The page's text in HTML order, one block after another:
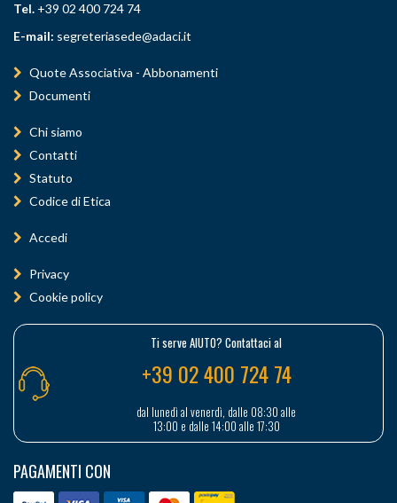
Tel. +39 02 400 724 74
E-mail: segreteriasede@adaci.it
Quote Associativa - Abbonamenti
Documenti
Chi siamo
Contatti
Statuto
Codice di Etica
Accedi
Privacy
Cookie policy
Ti serve AIUTO? Contattaci al
+39 02 400 724 74
dal lunedì al venerdì, dalle 08:30 alle
13:00 e dalle 14:00 alle 17:30
PAGAMENTI CON